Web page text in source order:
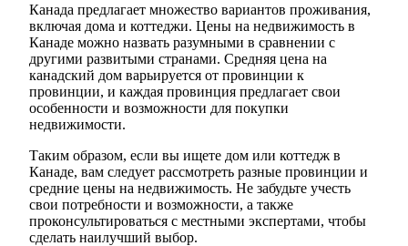
Канада предлагает множество вариантов проживания,
включая дома и коттеджи. Цены на недвижимость в
Канаде можно назвать разумными в сравнении с
другими развитыми странами. Средняя цена на
канадский дом варьируется от провинции к
провинции, и каждая провинция предлагает свои
особенности и возможности для покупки
недвижимости.
Таким образом, если вы ищете дом или коттедж в
Канаде, вам следует рассмотреть разные провинции и
средние цены на недвижимость. Не забудьте учесть
свои потребности и возможности, а также
проконсультироваться с местными экспертами, чтобы
сделать наилучший выбор.